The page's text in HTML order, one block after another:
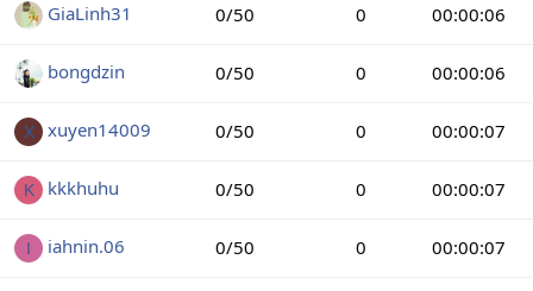
GiaLinh31 0/50 0 00:00:06
bongdzin 0/50 0 00:00:06
X xuyen14009 0/50 0 00:00:07
K kkkhuhu 0/50 0 00:00:07
I iahnin.06 0/50 0 00:00:07